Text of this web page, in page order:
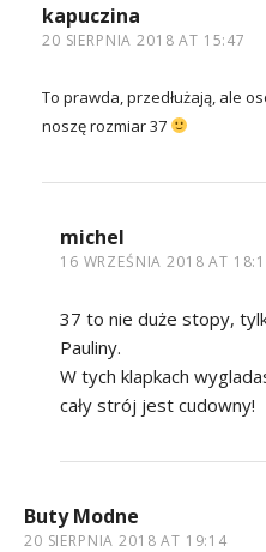
kapuczina
20 SIERPNIA 2018 AT 15:47
To prawda, przedłużają, ale
noszę rozmiar 37
michel
16 WRZEŚNIA 2018 AT
37 to nie duże stopy,
Pauliny.
W tych klapkach
cały strój jest cudowny!
Buty Modne
20 SIERPNIA 2018 AT 19:14